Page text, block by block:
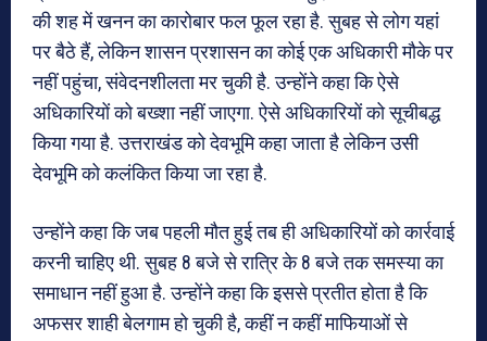
की शह में खनन का कारोबार फल फूल रहा है. सुबह से लोग यहां
पर बैठे हैं, लेकिन शासन प्रशासन का कोई एक अधिकारी मौके पर
नहीं पहुंचा, संवेदनशीलता मर चुकी है. उन्होंने कहा कि ऐसे
अधिकारियों को बख्शा नहीं जाएगा. ऐसे अधिकारियों को सूचीबद्ध
किया गया है. उत्तराखंड को देवभूमि कहा जाता है लेकिन उसी
देवभूमि को कलंकित किया जा रहा है.
उन्होंने कहा कि जब पहली मौत हुई तब ही अधिकारियों को कार्रवाई
करनी चाहिए थी. सुबह 8 बजे से रात्रि के 8 बजे तक समस्या का
समाधान नहीं हुआ है. उन्होंने कहा कि इससे प्रतीत होता है कि
अफसर शाही बेलगाम हो चुकी है, कहीं न कहीं माफियाओं से